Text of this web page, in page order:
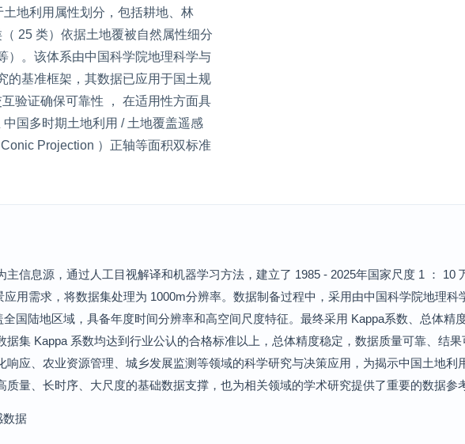
地利用属性划分，包括耕地、林
25 类）依据土地覆被自然属性细分
）。该体系由中国科学院地理科学与
的基准框架，其数据已应用于国土规
验证确保可靠性 ， 在适用性方面具
国多时期土地利用 / 土地覆盖遥感
Projection ）正轴等面积双标准
信息源，通过人工目视解译和机器学习方法，建立了 1985 - 2025年国家尺度 1 ： 10
用需求，将数据集处理为 1000m分辨率。数据制备过程中，采用由中国科学院地理科
国陆地区域，具备年度时间分辨率和高空间尺度特征。最终采用 Kappa系数、总体精
集 Kappa 系数均达到行业公认的合格标准以上，总体精度稳定，数据质量可靠、结
应、农业资源管理、城乡发展监测等领域的科学研究与决策应用，为揭示中国土地利
量、长时序、大尺度的基础数据支撑，也为相关领域的学术研究提供了重要的数据参
数据